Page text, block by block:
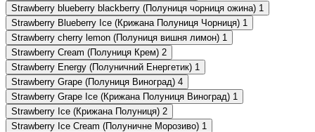
Strawberry blueberry blackberry (Полуниця чорниця ожина) 1
Strawberry Blueberry Ice (Крижана Полуниця Чорниця) 1
Strawberry cherry lemon (Полуниця вишня лимон) 1
Strawberry Cream (Полуниця Крем) 2
Strawberry Energy (Полуничний Енергетик) 1
Strawberry Grape (Полуниця Виноград) 4
Strawberry Grape Ice (Крижана Полуниця Виноград) 1
Strawberry Ice (Крижана Полуниця) 2
Strawberry Ice Cream (Полуничне Морозиво) 1